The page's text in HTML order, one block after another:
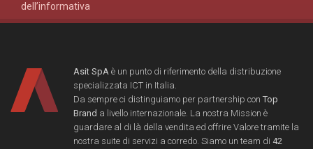
dell’informativa
Asit SpA è un punto di riferimento della distribuzione
specializzata ICT in Italia.
Da sempre ci distinguiamo per partnership con Top
Brand a livello internazionale. La nostra Mission è
guardare al di là della vendita ed offrire Valore tramite la
nostra suite di servizi a corredo. Siamo un team di 42